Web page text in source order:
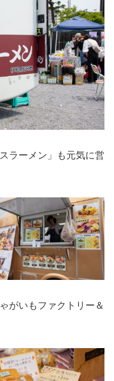
ラーメン」も元気に営
がいもファクトリー＆